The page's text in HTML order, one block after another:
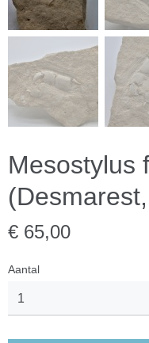
Mesostylus
€ 65,00
Aantal